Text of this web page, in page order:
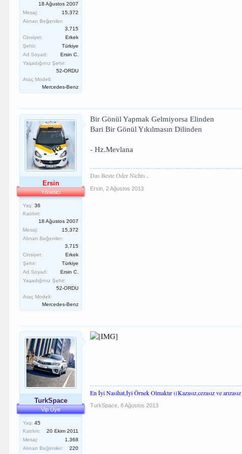
18 Ağustos 2007
Mesaj:
15,372
Alınan Beğeniler:
3,715
Cinsiyet:
Erkek
Şehir:
Türkiye
Ad Soyad:
Ersin C.
Yaşadığınız Şehir:
52-ORDU
Araç Modeli:
Mercedes-Benz
Ersin
Yönetici
Yaş: 36
Katılım:
18 Ağustos 2007
Mesaj:
15,372
Alınan Beğeniler:
3,715
Cinsiyet:
Erkek
Şehir:
Türkiye
Ad Soyad:
Ersin C.
Yaşadığınız Şehir:
52-ORDU
Araç Modeli:
Mercedes-Benz
Bir Gönül Yapmak Gelmiyorsa Elinden
Bari Bir Gönül Yıkılmasın Dilinden
- Hz.Mevlana
Das Beste Oder Nichts .
Ersin 2 Ağustos 2013
TurkSpace
Vip Üye
Yaş: 45
Katılım:
20 Ekim 2011
Mesaj:
1,368
Alınan Beğeniler:
220
En İyi Nasihat,İyi Örnek Olmaktır ((Kazasız,cezasız ve
TurkSpace 8 Ağustos 2013